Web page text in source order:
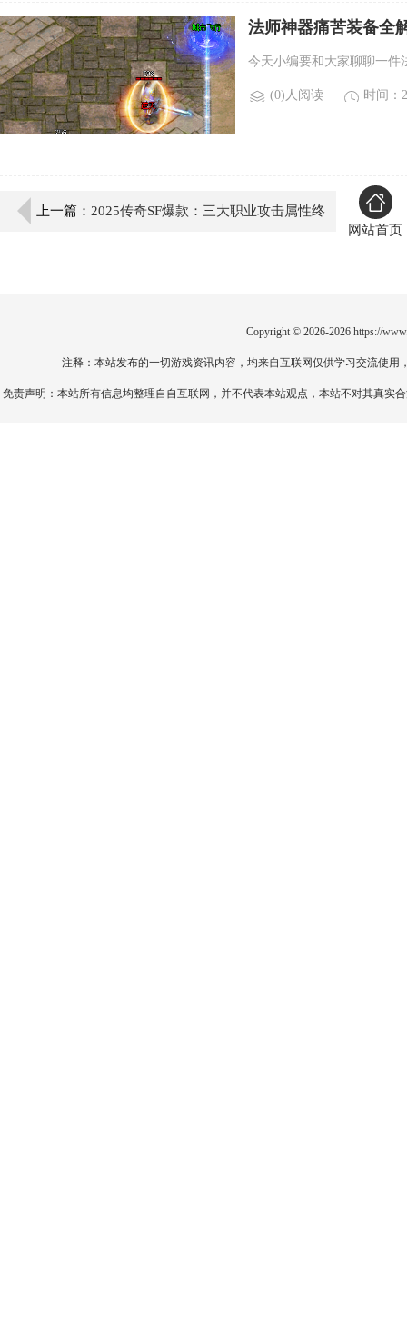
法师神器痛苦装备全
今天小编要和大家聊聊一件
(0)人阅读 时间：
上一篇： 2025传奇SF爆款：三大职业攻击属性终
网站首页
Copyright © 2026-2026 https://
注释：本站发布的一切游戏资讯内容，均来自互联网仅供学习交流使
免责声明：本站所有信息均整理自自互联网，并不代表本站观点，本站不对其真实